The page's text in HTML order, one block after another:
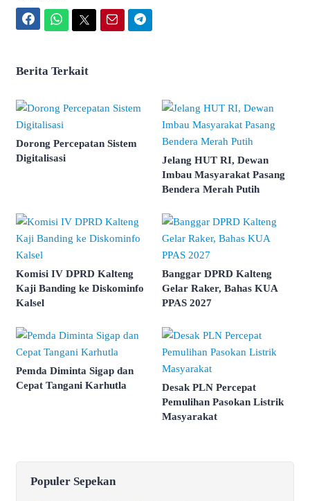
Berita Terkait
Dorong Percepatan Sistem
Digitalisasi
Jelang HUT RI, Dewan
Imbau Masyarakat Pasang
Bendera Merah Putih
Komisi IV DPRD Kalteng
Kaji Banding ke Diskominfo
Kalsel
Banggar DPRD Kalteng
Gelar Raker, Bahas KUA
PPAS 2027
Pemda Diminta Sigap dan
Cepat Tangani Karhutla
Desak PLN Percepat
Pemulihan Pasokan Listrik
Masyarakat
Populer Sepekan